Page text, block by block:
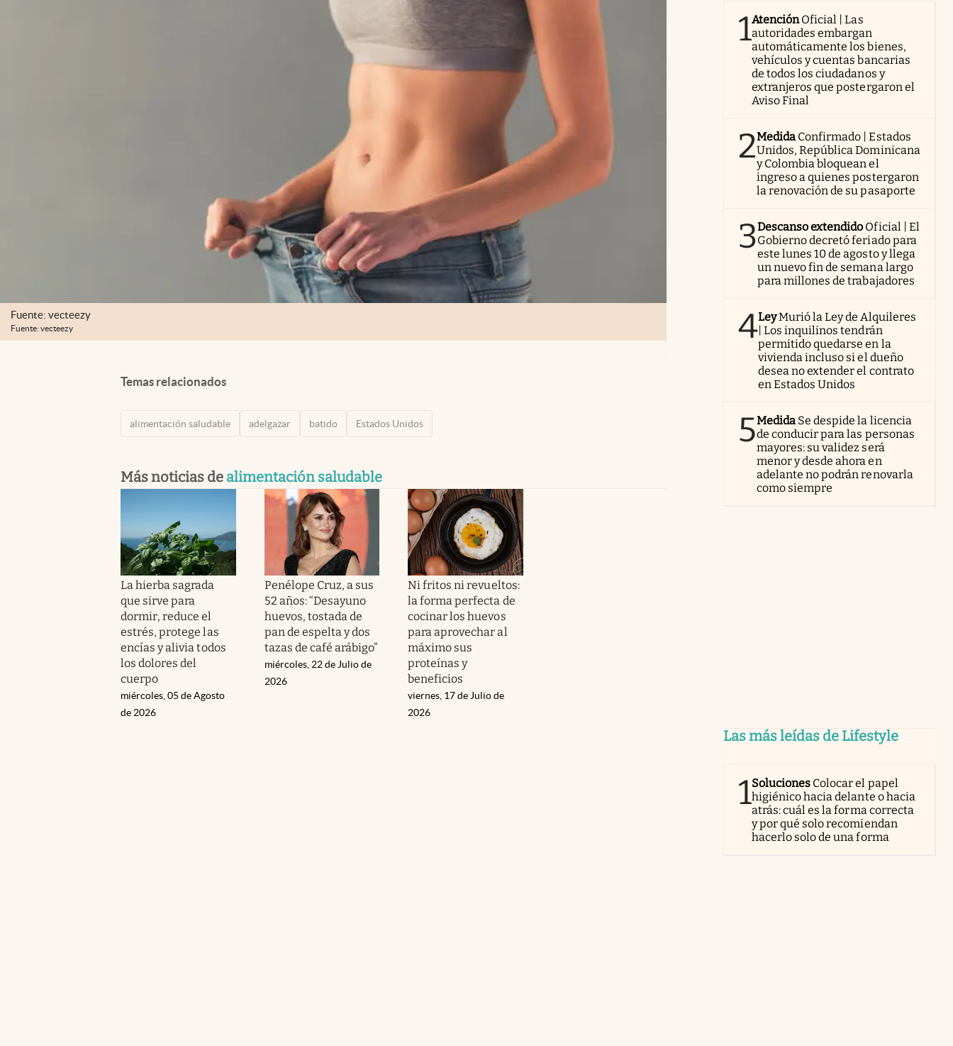
Fuente: vecteezy
Fuente: vecteezy
Temas relacionados
alimentación saludable adelgazar batido Estados Unidos
Más noticias de alimentación saludable
La hierba sagrada
que sirve para
dormir, reduce el
estrés, protege las
encías y alivia todos
los dolores del
cuerpo
miércoles, 05 de Agosto
de 2026
Penélope Cruz, a sus
52 años: “Desayuno
huevos, tostada de
pan de espelta y dos
tazas de café arábigo”
miércoles, 22 de Julio de
2026
Ni fritos ni revueltos:
la forma perfecta de
cocinar los huevos
para aprovechar al
máximo sus
proteínas y
beneficios
viernes, 17 de Julio de
2026
1AtenciónOficial | Las
autoridades embargan
automáticamente los bienes,
vehículos y cuentas bancarias
de todos los ciudadanos y
extranjeros que postergaron el
Aviso Final
2Medida Confirmado | Estados
Unidos, República Dominicana
y Colombia bloquean el
ingreso a quienes postergaron
la renovación de su pasaporte
3Descanso extendido Oficial | El
Gobierno decretó feriado para
este lunes 10 de agosto y llega
un nuevo fin de semana largo
para millones de trabajadores
4LeyMurió la Ley de Alquileres
| Los inquilinos tendrán
permitido quedarse en la
vivienda incluso si el dueño
desea no extender el contrato
en Estados Unidos
5Medida Se despide la licencia
de conducir para las personas
mayores: su validez será
menor y desde ahora en
adelante no podrán renovarla
como siempre
Las más leídas de Lifestyle
1Soluciones Colocar el papel
higiénico hacia delante o hacia
atrás: cuál es la forma correcta
y por qué solo recomiendan
hacerlo solo de una forma